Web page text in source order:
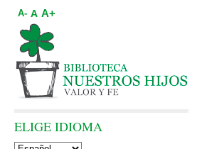
A- A A+
ELIGE IDIOMA